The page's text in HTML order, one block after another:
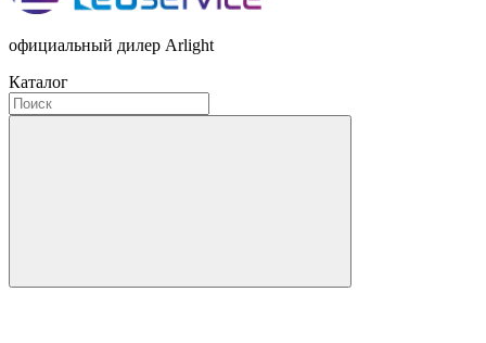
официальный дилер Arlight
Каталог